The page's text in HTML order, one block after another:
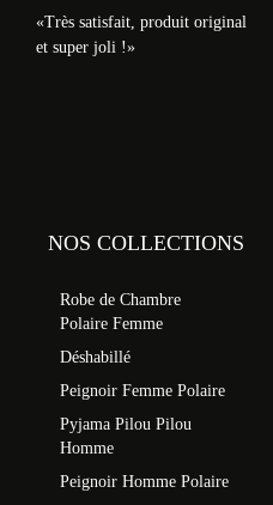
«Très satisfait, produit original
et super joli !»
NOS COLLECTIONS
Robe de Chambre
Polaire Femme
Déshabillé
Peignoir Femme Polaire
Pyjama Pilou Pilou
Homme
Peignoir Homme Polaire